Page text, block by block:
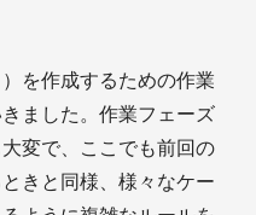
を作成するための作業
ました。作業フェーズ
変で、ここでも前回の
きと同様、様々なケー